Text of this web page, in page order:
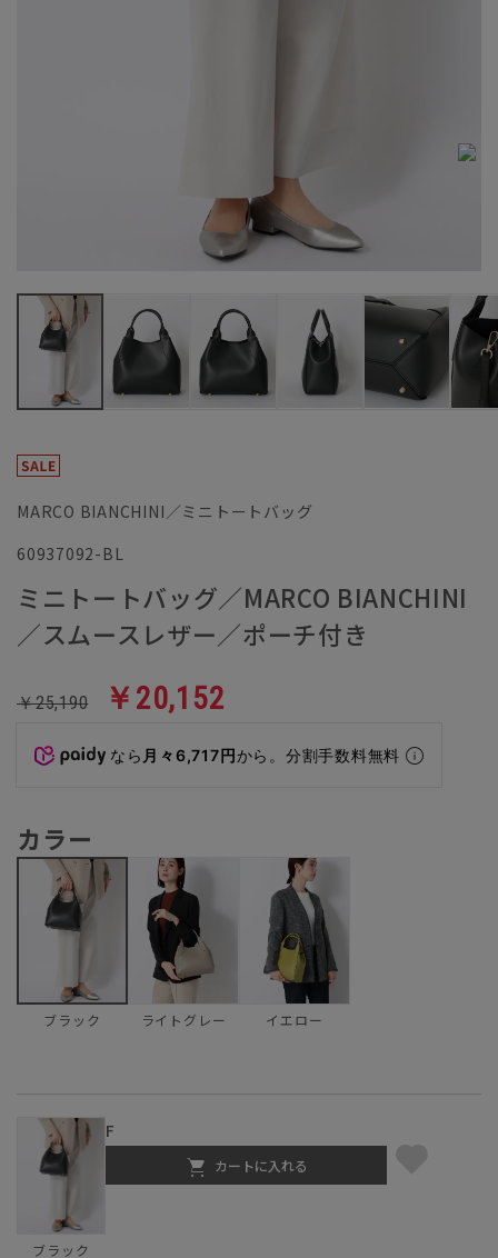
MARCO BIANCHINI／ミニトートバッグ
60937092-BL
ミニトートバッグ／MARCO BIANCHINI
／スムースレザー／ポーチ付き
￥25,190 ￥20,152
なら 月々6,717円から。分割手数料無料
カラー
ブラック ライトグレー イエロー
ブラック
F
カートに入れる